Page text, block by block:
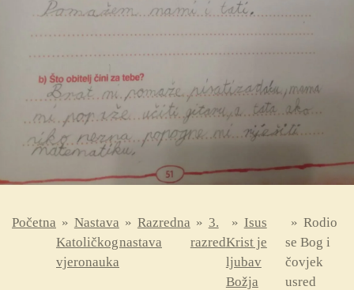
Početna » Nastava
Katoličkog
vjeronauka
» Razredna
nastava
» 3.
razred
» Isus
Krist je
ljubav
Božja
» Rodio
se Bog i
čovjek
usred